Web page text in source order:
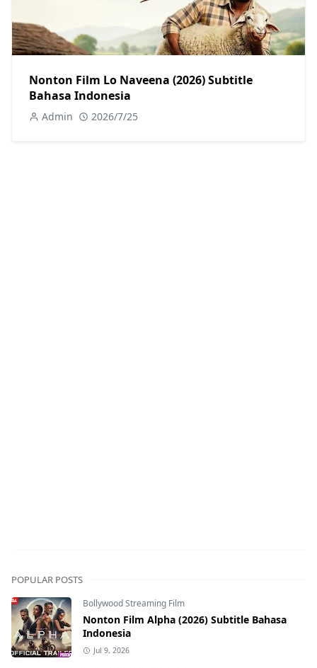
Nonton Film Lo Naveena (2026) Subtitle
Bahasa Indonesia
Admin 2026/7/25
POPULAR POSTS
Bollywood Streaming Film
Nonton Film Alpha (2026) Subtitle Bahasa
Indonesia
Jul 9, 2026